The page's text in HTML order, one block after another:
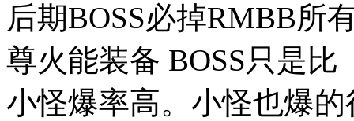
后期BOSS必掉RMBB所
尊火能装备 BOSS只是比
小怪爆率高。小怪也爆